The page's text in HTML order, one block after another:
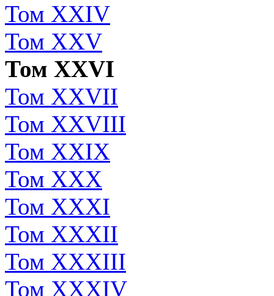
Том XXIV
Том XXV
Том XXVI
Том XXVII
Том XXVIII
Том XXIX
Том XXX
Том XXXI
Том XXXII
Том XXXIII
Том XXXIV